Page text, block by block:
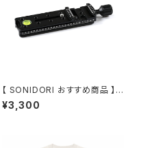
【 SONIDORI おすすめ商品 】ク
イックスライドプレート 140mm
¥3,300